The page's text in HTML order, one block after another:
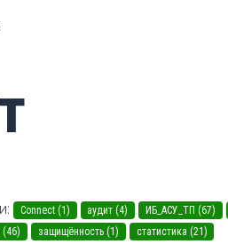
Connect (1) аудит (4) ИБ_АСУ_ТП (67)
(46) защищённость (1) статистика (21)